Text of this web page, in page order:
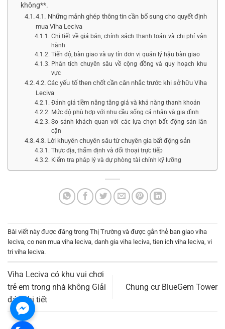
không**.
4.1. Những mảnh ghép thông tin cần bổ sung cho quyết định
mua Viha Leciva
Chi tiết về giá bán, chính sách thanh toán và chi phí vận
hành
Tiến độ, bàn giao và uy tín đơn vị quản lý hậu bàn giao
Phân tích chuyên sâu về cộng đồng và quy hoạch khu
vực
4.2. Các yếu tố then chốt cần cân nhắc trước khi sở hữu Viha
Leciva
Đánh giá tiềm năng tăng giá và khả năng thanh khoản
Mức độ phù hợp với nhu cầu sống cá nhân và gia đình
So sánh khách quan với các lựa chọn bất động sản lân
cận
4.3. Lời khuyên chuyên sâu từ chuyên gia bất động sản
Thực địa, thẩm định và đối thoại trực tiếp
Kiểm tra pháp lý và dự phòng tài chính kỹ lưỡng
Bài viết này được đăng trong Thị Trường và được gắn thẻ ban giao viha
leciva, co nen mua viha leciva, danh gia viha leciva, tien ich viha leciva, vi
tri viha leciva.
Viha Leciva có khu vui chơi
trẻ em trong nhà không Giải
đáp chi tiết
Chung cư BlueGem Tower